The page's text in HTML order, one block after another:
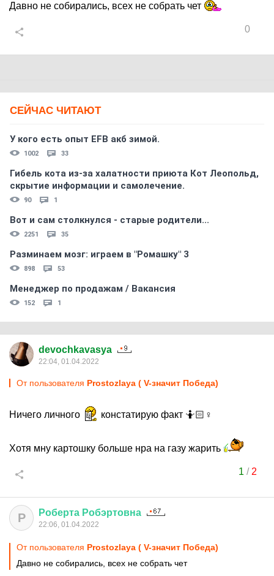
Давно не собирались, всех не собрать чет
0
СЕЙЧАС ЧИТАЮТ
У кого есть опыт EFB акб зимой.
1002 33
Гибель кота из-за халатности приюта Кот Леопольд,
скрытиe информации и самолечение.
90 1
Вот и сам столкнулся - старые родители...
2251 35
Разминаем мозг: играем в "Ромашку" 3
898 53
Менеджер по продажам / Вакансия
152 1
devochkavasya
22:04, 01.04.2022
От пользователя Prostozlaya ( V-значит Победа)
Ничего личного констатирую факт 🤷🏻♀
Хотя мну картошку больше нра на газу жарить
1 / 2
Р Роберта Робэртовна
22:06, 01.04.2022
От пользователя Prostozlaya ( V-значит Победа)
Давно не собирались, всех не собрать чет